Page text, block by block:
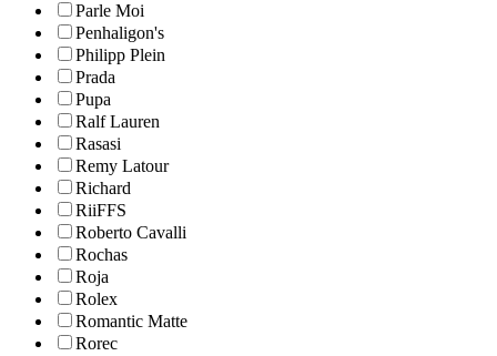
Parle Moi
Penhaligon's
Philipp Plein
Prada
Pupa
Ralf Lauren
Rasasi
Remy Latour
Richard
RiiFFS
Roberto Cavalli
Rochas
Roja
Rolex
Romantic Matte
Rorec